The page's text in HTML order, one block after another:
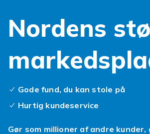
Nordens
Gode fund, du kan stole på
Hurtig kundeservice
Gør som millioner af andre kunder,